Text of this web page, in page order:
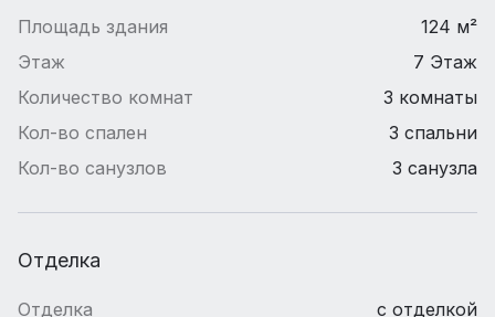
Площадь здания
124 м²
Этаж
7 Этаж
Количество комнат
3 комнаты
Кол-во спален
3 спальни
Кол-во санузлов
3 санузла
Отделка
Отделка
с отделкой